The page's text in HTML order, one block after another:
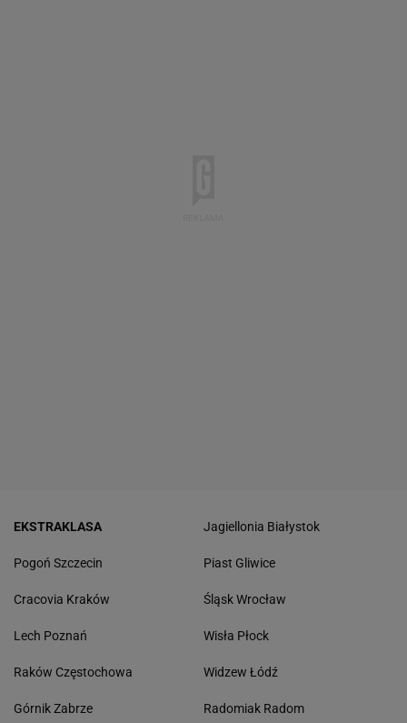
EKSTRAKLASA
Pogoń Szczecin
Cracovia Kraków
Lech Poznań
Raków Częstochowa
Górnik Zabrze
Jagiellonia Białystok
Piast Gliwice
Śląsk Wrocław
Wisła Płock
Widzew Łódź
Radomiak Radom